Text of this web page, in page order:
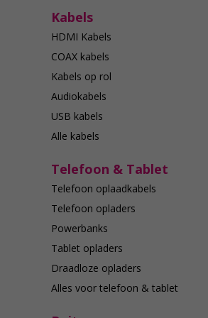
Kabels
HDMI Kabels
COAX kabels
Kabels op rol
Audiokabels
USB kabels
Alle kabels
Telefoon & Tablet
Telefoon oplaadkabels
Telefoon opladers
Powerbanks
Tablet opladers
Draadloze opladers
Alles voor telefoon & tablet